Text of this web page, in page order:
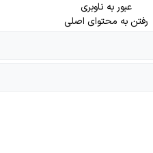
عبور به ناوبری
رفتن به محتوای اصلی